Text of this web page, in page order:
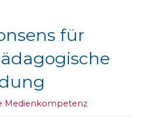
für
Medienkompetenz